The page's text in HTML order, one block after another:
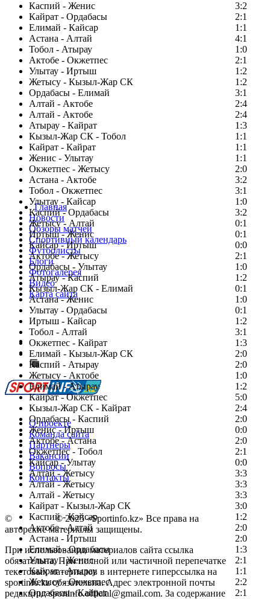
Каспий - Женис
3:2
Кайрат - Ордабасы
2:1
Елимай - Кайсар
1:1
Астана - Алтай
4:1
Тобол - Атырау
1:0
Актобе - Окжетпес
2:1
Улытау - Иртыш
1:2
Жетысу - Кызыл-Жар СК
1:2
Ордабасы - Елимай
3:1
Алтай - Актобе
2:4
Алтай - Актобе
2:4
Атырау - Кайрат
1:3
Кызыл-Жар СК - Тобол
1:1
Кайрат - Кайрат
1:1
Женис - Улытау
1:1
Окжетпес - Жетысу
2:0
Астана - Актобе
3:2
Тобол - Окжетпес
3:1
Улытау - Кайсар
1:0
Каспий - Ордабасы
3:2
Жетысу - Алтай
0:1
Иртыш - Женис
0:1
Кайсар - Иртыш
0:0
Актобе - Жетысу
2:1
Ордабасы - Улытау
1:0
Атырау - Каспий
1:2
Кызыл-Жар СК - Елимай
0:1
Астана - Женис
1:0
Улытау - Ордабасы
0:1
Иртыш - Кайсар
1:2
Тобол - Алтай
3:1
Окжетпес - Кайрат
1:3
Елимай - Кызыл-Жар СК
2:0
Каспий - Атырау
2:0
Жетысу - Актобе
1:0
Елимай - Атырау
1:2
Кайрат - Окжетпес
5:0
Кызыл-Жар СК - Кайрат
2:4
Ордабасы - Каспий
2:0
Женис - Иртыш
0:0
Актобе - Астана
2:0
Окжетпес - Тобол
2:1
Кайсар - Улытау
0:0
Алтай - Жетысу
3:3
Алтай - Жетысу
3:3
Алтай - Жетысу
3:3
Кайрат - Кызыл-Жар СК
3:0
Каспий - Кайсар
1:2
Актобе - Алтай
2:0
Астана - Иртыш
2:0
Елимай - Ордабасы
1:3
Улытау - Женис
2:1
Кайрат - Атырау
1:1
Жетысу - Окжетпес
2:2
Ордабасы - Кайрат
2:1
Главная
Новости
Обзоры матчей
Спортивный календарь
Футболисты
Блоги
Фотогалерея
Видео
Карта сайта
Есть идея?
Сообщить о мероприятии
Перейти на старый сайт
О проекте
Команда сайта
Партнеры
Вакансии
Вопросы
Контакты
© Copyright© 2025 «Sportinfo.kz» Все права на
авторские материалы защищены.
При использовании материалов сайта ссылка
обязательна. При полной или частичной перепечатке
текстовых материалов в интернете гиперссылка на
sportinfo.kz обязательна. Адрес электронной почты
редакции: sportinfo.official@gmail.com. За содержание